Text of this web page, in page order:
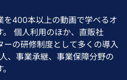
を400本以上の動画で学べるオ
。 個人利用のほか、直販社
ーの研修制度として多くの導入
、事業承継、事業保障分野の